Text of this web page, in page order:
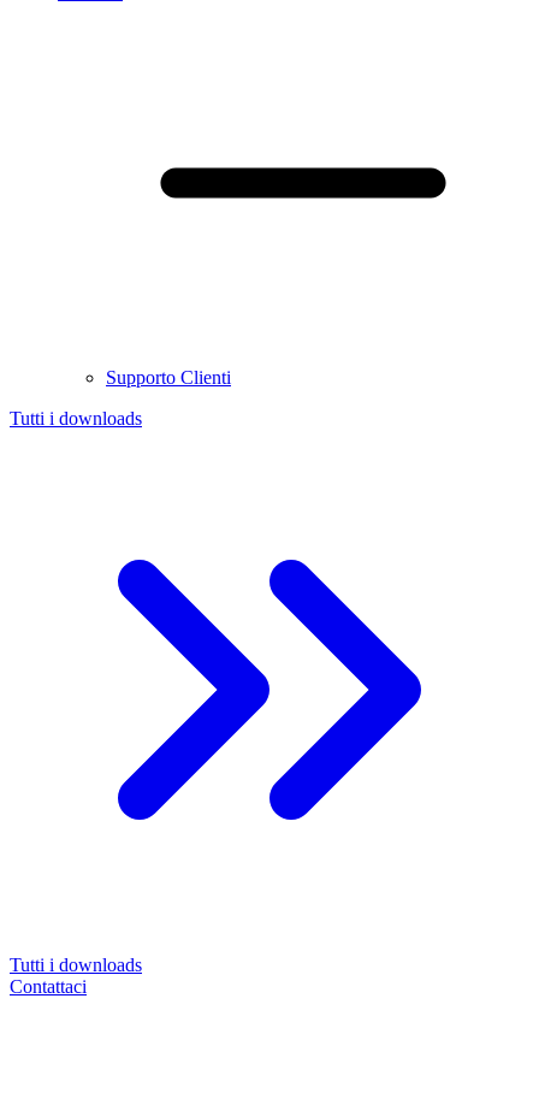
Supporto Clienti
Tutti i downloads
Tutti i downloads
Contattaci